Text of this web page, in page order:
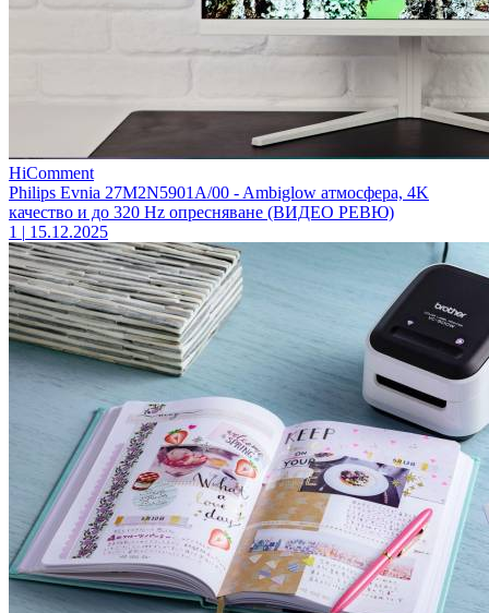
HiComment
Philips Evnia 27M2N5901A/00 - Ambiglow атмосфера, 4K
качество и до 320 Hz опресняване (ВИДЕО РЕВЮ)
1 | 15.12.2025